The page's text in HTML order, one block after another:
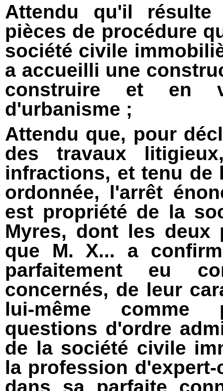
Attendu qu'il
pièces de procédure
société civile
a accueilli une
construire et en
d'urbanisme ;
Attendu que, pour
des travaux
infractions, et tenu de
ordonnée, l'arrêt
est propriété de la
Myres, dont les deux
que M. X... a
parfaitement eu
concernés, de leur
lui-même comme
questions d'ordre
de la société civile
la profession
dans sa parfaite